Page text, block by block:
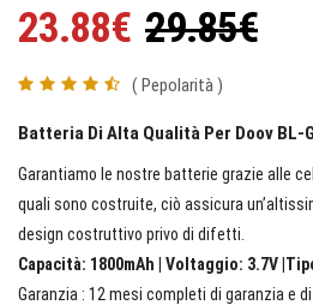
23.88€ 29.85€
( Pepolarità )
Batteria Di Alta Qualità Per Doov BL-
Garantiamo le nostre batterie grazie alle
quali sono costruite, ciò assicura
design costruttivo privo di difetti.
Capacità: 1800mAh | Voltaggio: 3.7V
Garanzia : 12 mesi completi di garanzia e